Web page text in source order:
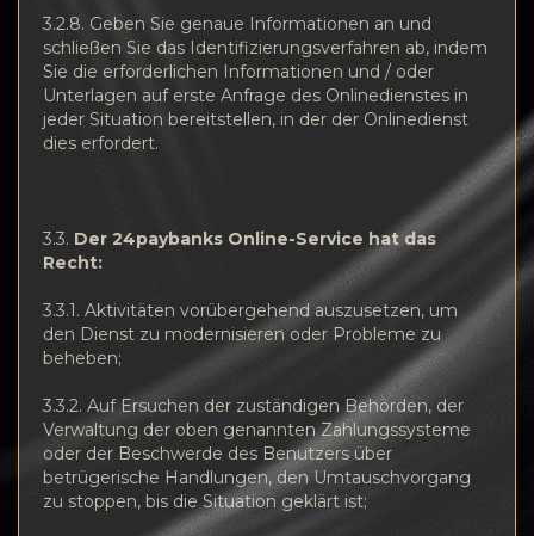
3.2.8. Geben Sie genaue Informationen an und
schließen Sie das Identifizierungsverfahren ab, indem
Sie die erforderlichen Informationen und / oder
Unterlagen auf erste Anfrage des Onlinedienstes in
jeder Situation bereitstellen, in der der Onlinedienst
dies erfordert.
3.3. Der 24paybanks Online-Service hat das
Recht:
3.3.1. Aktivitäten vorübergehend auszusetzen, um
den Dienst zu modernisieren oder Probleme zu
beheben;
3.3.2. Auf Ersuchen der zuständigen Behörden, der
Verwaltung der oben genannten Zahlungssysteme
oder der Beschwerde des Benutzers über
betrügerische Handlungen, den Umtauschvorgang
zu stoppen, bis die Situation geklärt ist;